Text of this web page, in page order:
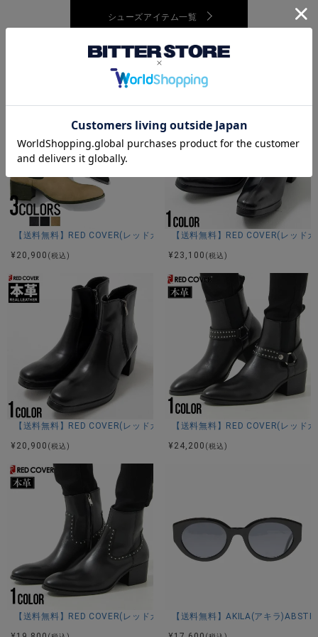
シューズアイテム一覧
あなたにおすすめの商品
【送料無料】RED COVER(レッドカバー)本革サイドゴアヒールアップブ
¥ 20,900 (税込)
【送料無料】RED COVER(レッド
¥ 23,100 (税込)
【送料無料】RED COVER(レッドカバー)サイドジップヒールブーツ/全1色
¥ 20,900 (税込)
【送料無料】RED COVER(レッド
¥ 24,200 (税込)
【送料無料】RED COVER(レッドカバー)スタッズ付きハイヒールブーツ/
【送料無料】AKILA(アキラ